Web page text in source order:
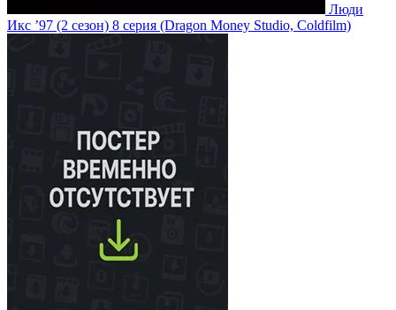
Люди
Икс ’97 (2 сезон) 8 серия (Dragon Money Studio, Coldfilm)